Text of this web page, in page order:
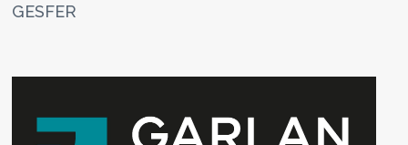
GESFER